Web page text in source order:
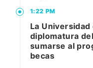
1:22 PM
La Universidad
diplomatura
sumarse al
becas